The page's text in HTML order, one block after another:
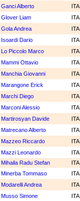
Ganci Alberto ITA
Glover Liam ITA
Gola Andrea ITA
Isoardi Dario ITA
Lo Piccolo Marco ITA
Mammi Ottavio ITA
Manchia Giovanni ITA
Marangone Erick ITA
Marchi Diego ITA
Marconi Alessio ITA
Martirosyan Davide ITA
Matrecano Alberto ITA
Mazzeo Riccardo ITA
Mazzi Leonardo ITA
Mihaila Radu Stefan ITA
Minerba Tommaso ITA
Modarelli Andrea ITA
Musso Simone ITA